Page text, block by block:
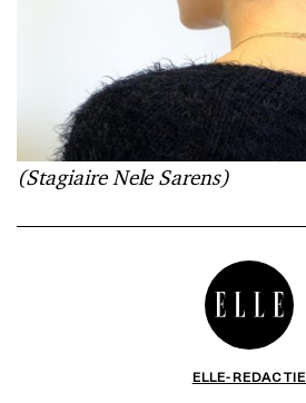
(Stagiaire Nele Sarens)
ELLE-REDACTIE